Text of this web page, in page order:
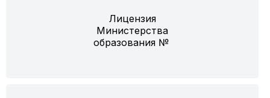
Лицензия
Министерства
образования №